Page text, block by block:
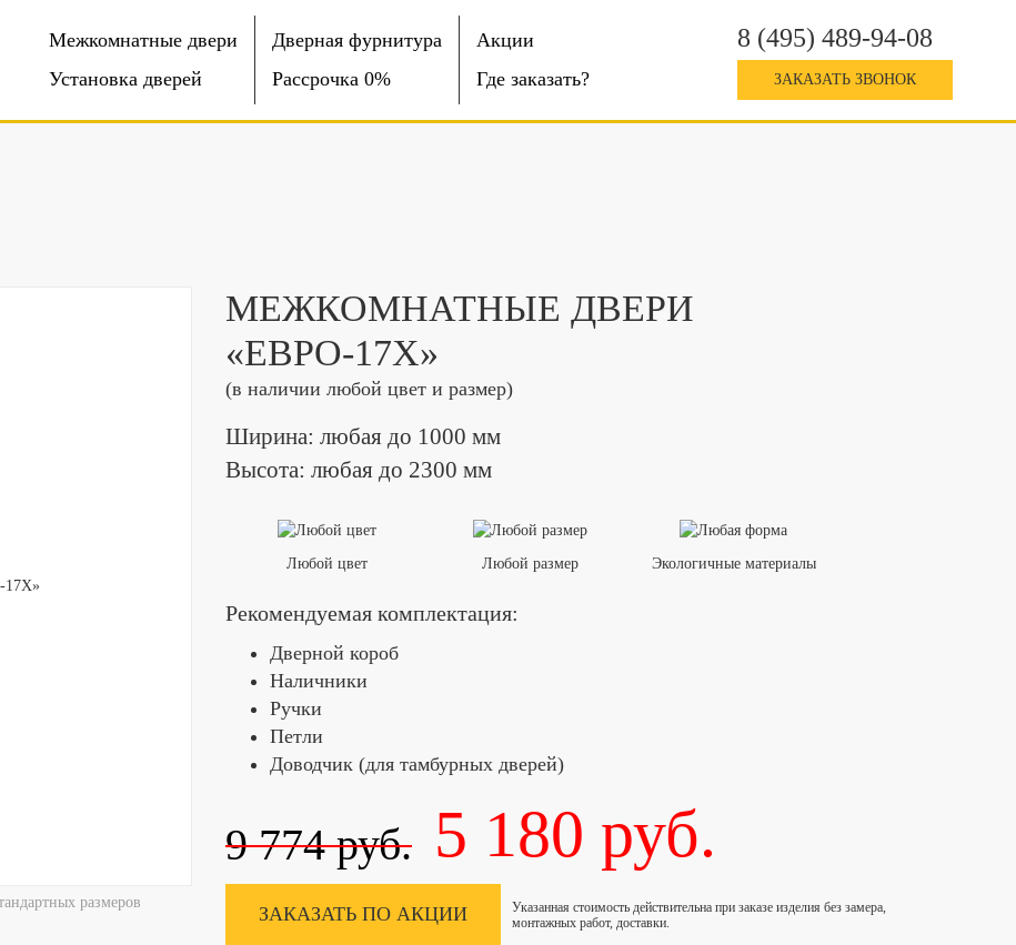
Межкомнатные двери
Установка дверей
Дверная фурнитура
Рассрочка 0%
Акции
Где заказать?
8 (495) 489-94-08
ЗАКАЗАТЬ ЗВОНОК
размеров
МЕЖКОМНАТНЫЕ ДВЕРИ
«EВРО-17Х»
(в наличии любой цвет и размер)
Ширина: любая до 1000 мм
Высота: любая до 2300 мм
Любой цвет Любой размер Экологичные материалы
Рекомендуемая комплектация:
Дверной короб
Наличники
Ручки
Петли
Доводчик (для тамбурных дверей)
9 774руб. 5 180 руб.
ЗАКАЗАТЬ ПО АКЦИИ
Указанная стоимость действительна при заказе изделия без замера,
монтажных работ, доставки.